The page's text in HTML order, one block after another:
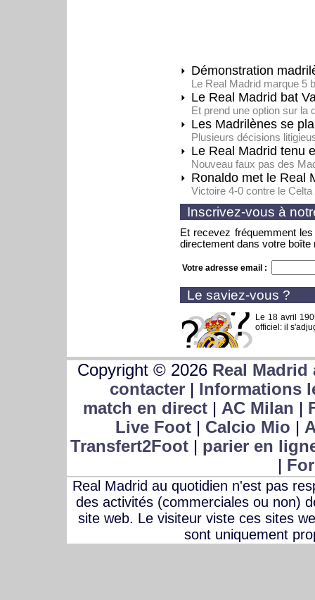
Démonstration
Le Real Madrid marque 5
Le Real Madrid bat
Et prend une option sur la
Les Madrilènes se
Plusieurs décisions
Le Real Madrid tenu
Nouveau faux pas des
Ronaldo met le Real
Victoire 4-0 contre le
Inscrivez-vous à
Et recevez fréquemment
directement dans votre boîte
Votre adresse email :
Le saviez-vous ?
Le 18 avril
officiel: il
Copyright © 2026 Real
contacter| Informations
match en direct| AC Milan |
Live Foot| Calcio Mio |
Transfert2Foot | parier en
|
Real Madrid au quotidien n'est pas
des activités (commerciales ou non)
site web. Le visiteur viste ces sites
sont uniquement